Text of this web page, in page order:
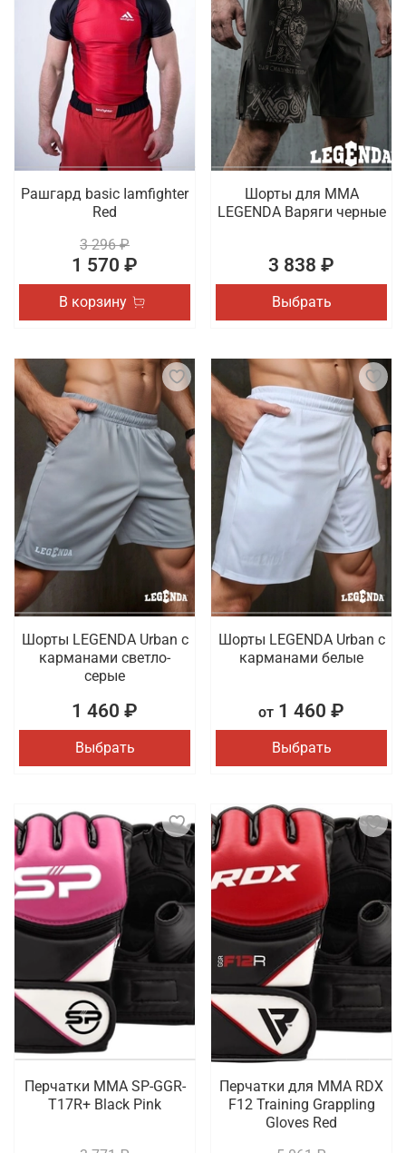
Рашгард basic Iamfighter
Red
3 296 ₽
1 570 ₽
В корзину
Шорты для MMA
LEGENDA Варяги черные
3 838 ₽
Выбрать
Шорты LEGENDA Urban c
карманами светло-
серые
1 460 ₽
Выбрать
Шорты LEGENDA Urban c
карманами белые
от 1 460 ₽
Выбрать
Перчатки MMA SP-GGR-
T17R+ Black Pink
Перчатки для MMA RDX
F12 Training Grappling
Gloves Red